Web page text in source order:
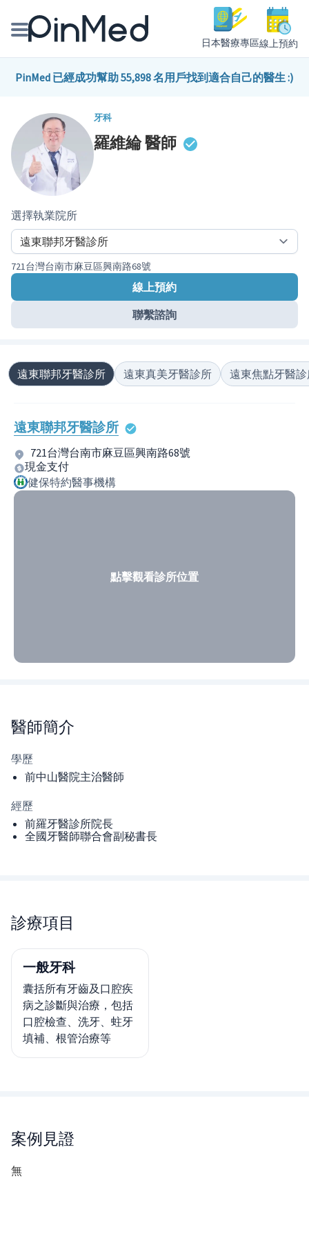
日本醫療專區線上預約
線上預約醫師、院所
醫師專欄專訪
健康主題館
PinMed 已經成功幫助 55,898 名用戶找到適合自己的醫生 :)
牙科
羅維綸醫師
選擇執業院所
721台灣台南市麻豆區興南路68號
線上預約
聯繫諮詢
遠東聯邦牙醫診所 遠東真美牙醫診所 遠東焦點牙醫
遠東聯邦牙醫診所
721台灣台南市麻豆區興南路68號
現金支付
健保特約醫事機構
點擊觀看診所位置
醫師簡介
學歷
前中山醫院主治醫師
經歷
前羅牙醫診所院長
全國牙醫師聯合會副秘書長
診療項目
一般牙科
囊括所有牙齒及口腔疾
病之診斷與治療，包括
口腔檢查、洗牙、蛀牙
填補、根管治療等
案例見證
無